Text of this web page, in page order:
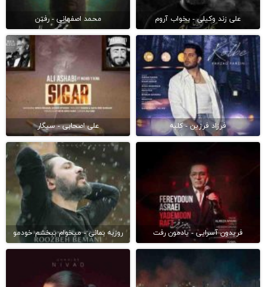
علی زند وکیلی - بخواب آروم محمد اصفهانی - رفتن
فرزاد فرزین - کلبه علی اصحابی - سیگار
فریدون آسرایی - یادمون رفت روزبه بمانی - میخوام ببخشم خودمو